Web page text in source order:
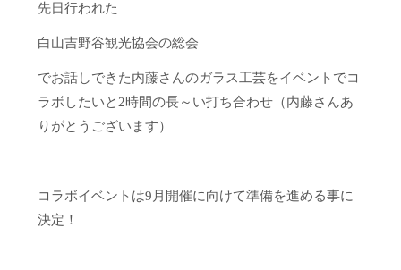
先日行われた
白山吉野谷観光協会の総会
でお話しできた内藤さんのガラス工芸をイベントでコ
ラボしたいと2時間の長～い打ち合わせ（内藤さんあ
りがとうございます）
コラボイベントは9月開催に向けて準備を進める事に
決定！